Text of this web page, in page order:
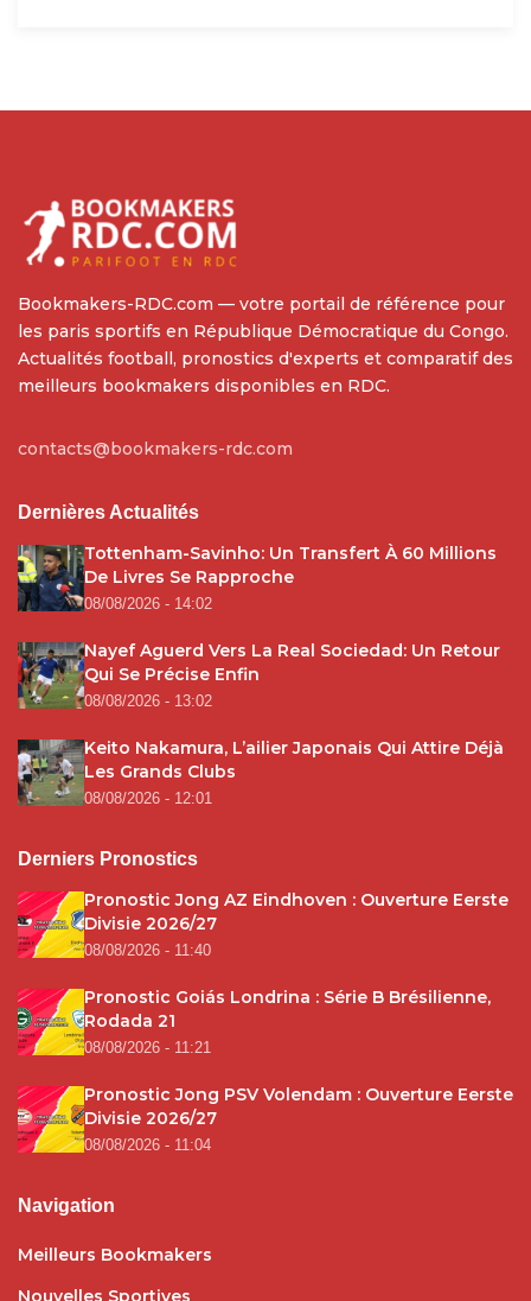
Bookmakers-RDC.com — votre portail de référence pour
les paris sportifs en République Démocratique du Congo.
Actualités football, pronostics d'experts et comparatif des
meilleurs bookmakers disponibles en RDC.
contacts@bookmakers-rdc.com
Dernières Actualités
Tottenham-Savinho: Un Transfert À 60 Millions
De Livres Se Rapproche
08/08/2026 - 14:02
Nayef Aguerd Vers La Real Sociedad: Un Retour
Qui Se Précise Enfin
08/08/2026 - 13:02
Keito Nakamura, L’ailier Japonais Qui Attire Déjà
Les Grands Clubs
08/08/2026 - 12:01
Derniers Pronostics
Pronostic Jong AZ Eindhoven : Ouverture Eerste
Divisie 2026/27
08/08/2026 - 11:40
Pronostic Goiás Londrina : Série B Brésilienne,
Rodada 21
08/08/2026 - 11:21
Pronostic Jong PSV Volendam : Ouverture Eerste
Divisie 2026/27
08/08/2026 - 11:04
Navigation
Meilleurs Bookmakers
Nouvelles Sportives